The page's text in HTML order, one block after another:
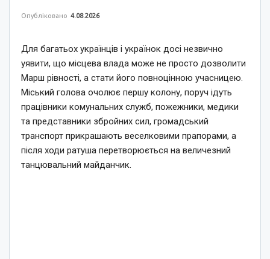
Опубліковано 4.08.2026
Для багатьох українців і українок досі незвично
уявити, що місцева влада може не просто дозволити
Марш рівності, а стати його повноцінною учасницею.
Міський голова очолює першу колону, поруч ідуть
працівники комунальних служб, пожежники, медики
та представники збройних сил, громадський
транспорт прикрашають веселковими прапорами, а
після ходи ратуша перетворюється на величезний
танцювальний майданчик.